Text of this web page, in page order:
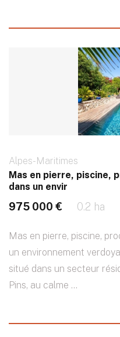
Alpes-Maritimes
Mas en pierre, piscine,
dans un envir
975 000 € 0.2 ha
Mas en pierre, piscine,
un environnement
situé dans un secteur
Pins, au calme ...